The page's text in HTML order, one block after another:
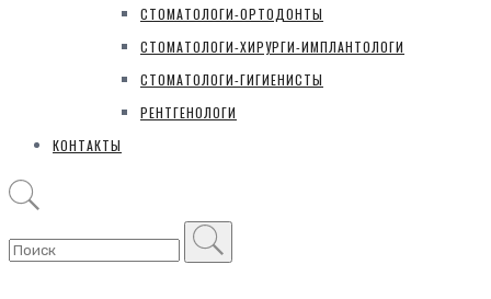
СТОМАТОЛОГИ-ОРТОДОНТЫ
СТОМАТОЛОГИ-ХИРУРГИ-ИМПЛАНТОЛОГИ
СТОМАТОЛОГИ-ГИГИЕНИСТЫ
РЕНТГЕНОЛОГИ
КОНТАКТЫ